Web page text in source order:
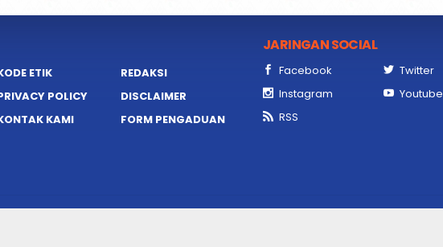
ETIK
REDAKSI
POLICY
DISCLAIMER
KAMI
FORM PENGADUAN
JARINGAN SOCIAL
Facebook Twitter
Instagram
Youtube
RSS